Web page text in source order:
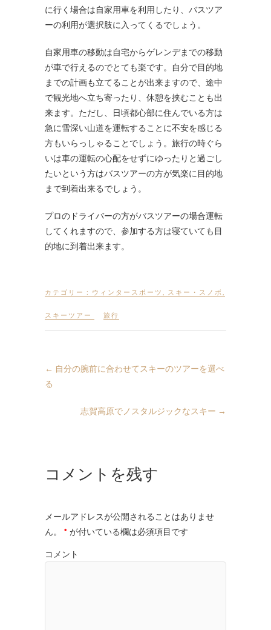
に行く場合は自家用車を利用したり、バスツア
ーの利用が選択肢に入ってくるでしょう。
自家用車の移動は自宅からゲレンデまでの移動
が車で行えるのでとても楽です。自分で目的地
までの計画も立てることが出来ますので、途中
で観光地へ立ち寄ったり、休憩を挟むことも出
来ます。ただし、日頃都心部に住んでいる方は
急に雪深い山道を運転することに不安を感じる
方もいらっしゃることでしょう。旅行の時ぐら
いは車の運転の心配をせずにゆったりと過ごし
たいという方はバスツアーの方が気楽に目的地
まで到着出来るでしょう。
プロのドライバーの方がバスツアーの場合運転
してくれますので、参加する方は寝ていても目
的地に到着出来ます。
カテゴリー : ウィンタースポーツ スキー・スノボ
スキーツアー 旅行
← 自分の腕前に合わせてスキーのツアーを選べ
る
志賀高原でノスタルジックなスキー →
コメントを残す
メールアドレスが公開されることはありませ
ん。
* が付いている欄は必須項目です
コメント